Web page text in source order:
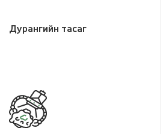
Дурангийн тасаг